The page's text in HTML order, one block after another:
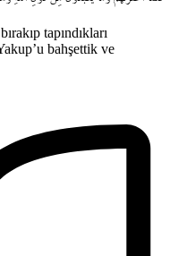
tapındıkları
bahşettik ve